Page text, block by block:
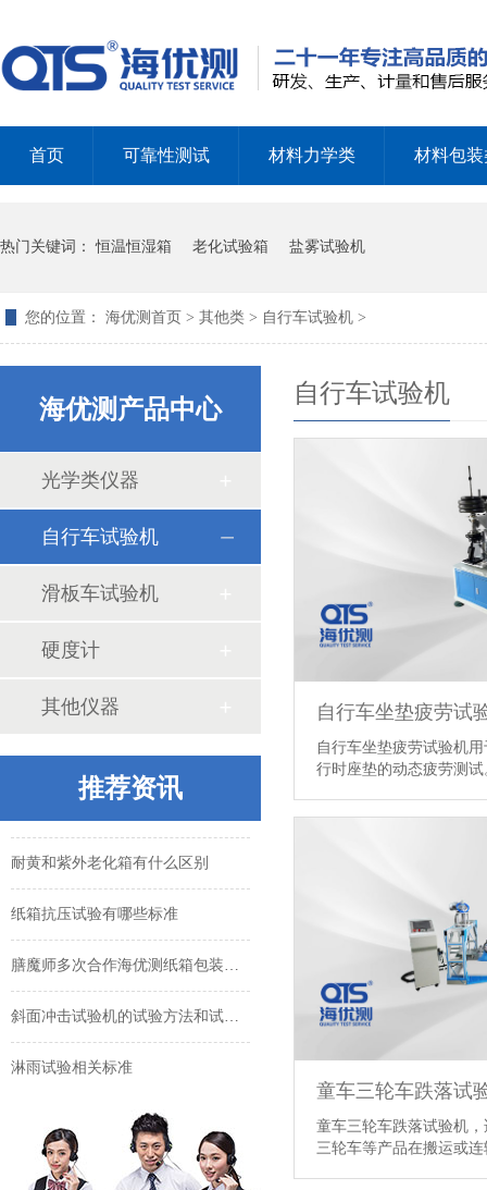
首页 可靠性测试 材料力学类 材料包装
热门关键词：恒温恒湿箱 老化试验箱 盐雾试验机
您的位置： 海优测首页 > 其他类 > 自行车试验机 >
自行车试验机
自行车坐垫疲劳试
自行车坐垫疲劳试验机
行时座垫的动态疲劳测
童车三轮车跌落试
童车三轮车跌落试验机
三轮车等产品在搬运或
海优测产品中心
光学类仪器
自行车试验机
滑板车试验机
硬度计
其他仪器
推荐资讯
淋雨试验相关标准
常温型持粘测试仪使用时注意事项
耐黄和紫外老化箱有什么区别
纸箱抗压试验有哪些标准
淋雨试验相关标准
常温型持粘测试仪使用时注意事项
耐黄和紫外老化箱有什么区别